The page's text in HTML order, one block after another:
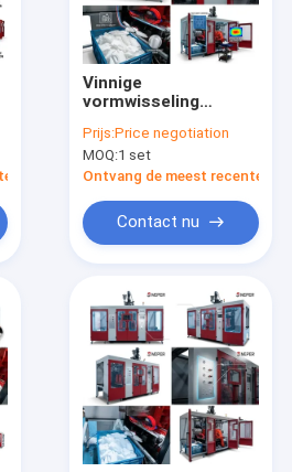
vormen machine
van het slagafgietsel
Machine
Prijs
Vinnige
vormwisseling
blaasgevorming
100mm MP100FD
Prijs:Price negotiation
MOQ:1 set
Ontvang de meest recente
Contact nu